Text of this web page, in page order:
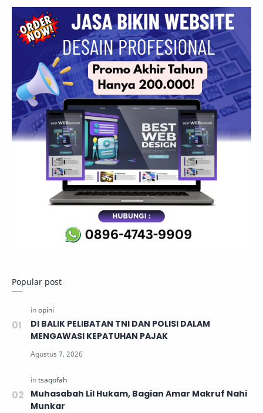
Popular post
DI BALIK PELIBATAN TNI DAN POLISI DALAM
MENGAWASI KEPATUHAN PAJAK
Muhasabah Lil Hukam, Bagian Amar Makruf Nahi
Munkar